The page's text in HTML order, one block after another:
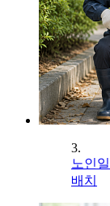
3.
노인
배치